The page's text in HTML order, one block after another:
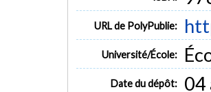
URL de PolyPublie:
Université/École:
Date du dépôt: 04